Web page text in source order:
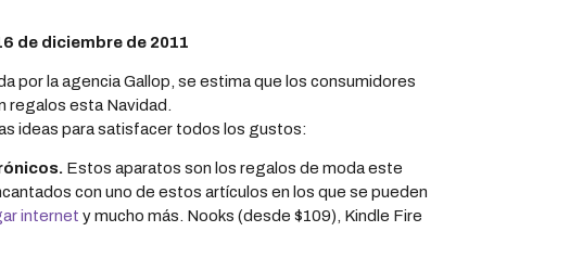
de diciembre de 2011
por la agencia Gallop, se estima que los consumidores
regalos esta Navidad.
ideas para satisfacer todos los gustos:
Estos aparatos son los regalos de moda este
con uno de estos artículos en los que se pueden
internet y mucho más. Nooks (desde $109), Kindle Fire